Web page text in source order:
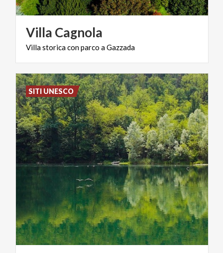
Villa Cagnola
Villastoricaconparco aGazzada
SITI UNESCO